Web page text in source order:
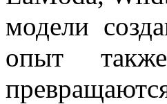
модели
опыт